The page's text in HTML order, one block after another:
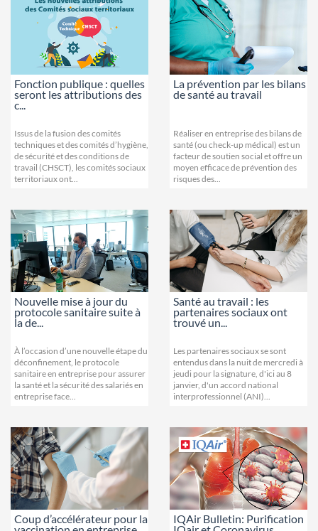
Fonction publique : quelles
seront les attributions des
c...
Issus de la fusion des comités
techniques et des comités d’hygiène,
de sécurité et des conditions de
travail (CHSCT), les comités sociaux
territoriaux ont...
La prévention par les bilans
de santé au travail
Réaliser en entreprise des bilans de
santé (ou check-up médical) est un
facteur de soutien social et offre un
moyen efficace de prévention des
risques des...
Nouvelle mise à jour du
protocole sanitaire suite à
la de...
À l’occasion d’une nouvelle étape du
déconfinement, le protocole
sanitaire en entreprise pour assurer
la santé et la sécurité des salariés en
entreprise face...
Santé au travail : les
partenaires sociaux ont
trouvé un...
Les partenaires sociaux se sont
entendus dans la nuit de mercredi à
jeudi pour la signature, d'ici au 8
janvier, d'un accord national
interprofessionnel (ANI)...
Coup d’accélérateur pour la IQAir Bulletin: Purification